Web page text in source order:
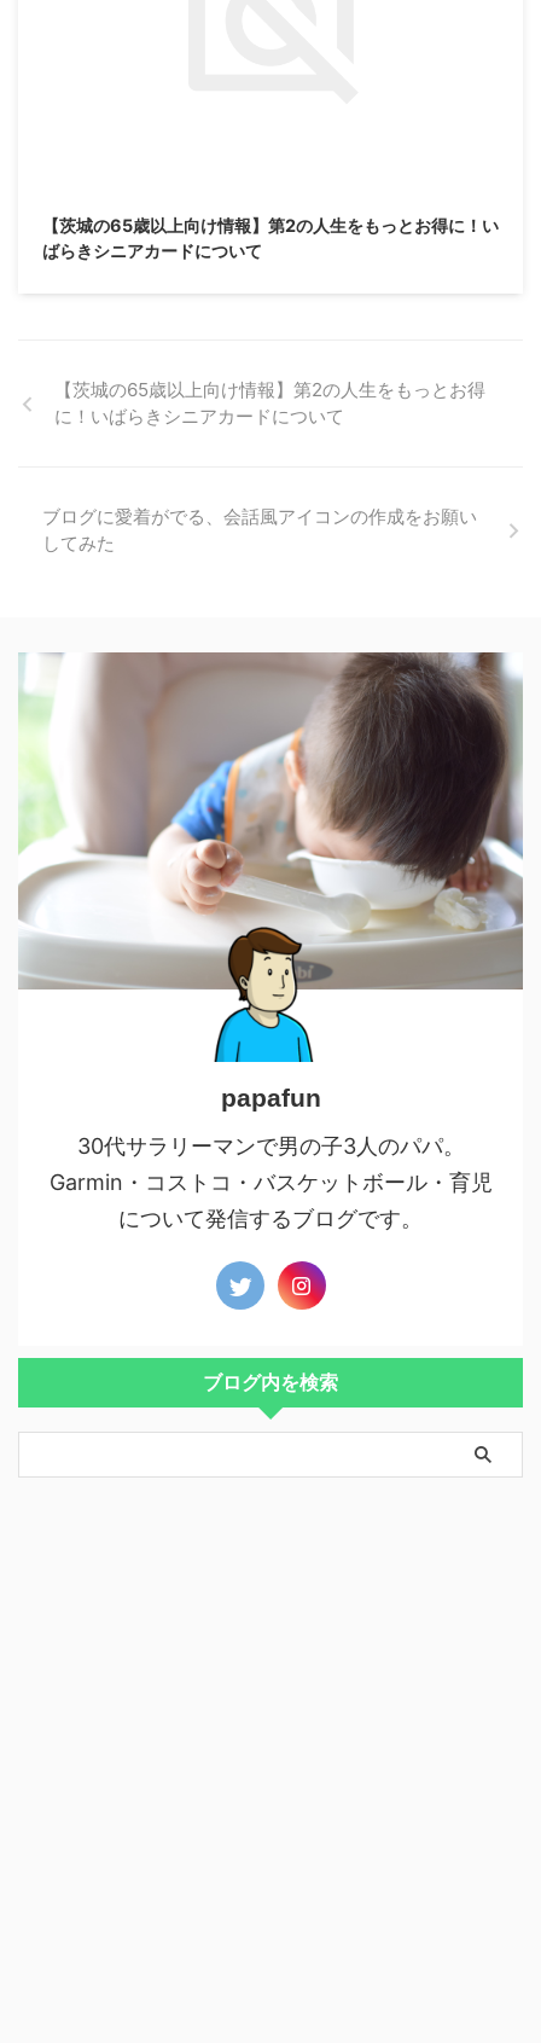
【茨城の65歳以上向け情報】第2の人生をもっとお得に！い
ばらきシニアカードについて
【茨城の65歳以上向け情報】第2の人生をもっとお得
に！いばらきシニアカードについて
ブログに愛着がでる、会話風アイコンの作成をお願い
してみた
papafun
30代サラリーマンで男の子3人のパパ。
Garmin・コストコ・バスケットボール・育児
について発信するブログです。
ブログ内を検索